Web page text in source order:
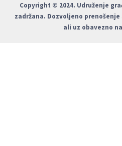
Copyright © 2024. Udruženje
zadržana. Dozvoljeno
ali uz obavezno